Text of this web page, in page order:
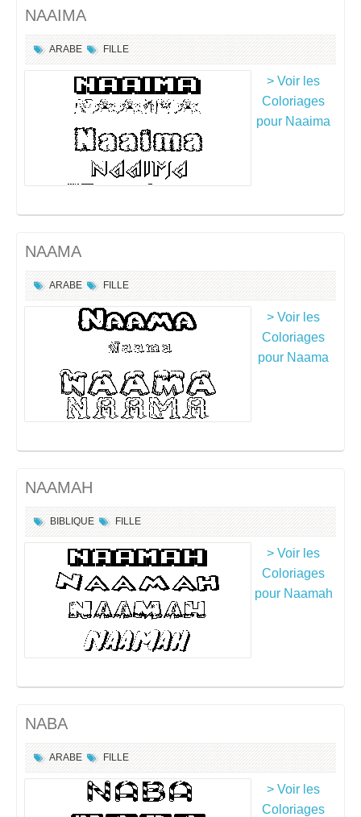
NAAIMA
ARABE FILLE
> Voir les
Coloriages
pour Naaima
NAAMA
ARABE FILLE
> Voir les
Coloriages
pour Naama
NAAMAH
BIBLIQUE FILLE
> Voir les
Coloriages
pour Naamah
NABA
ARABE FILLE
> Voir les
Coloriages